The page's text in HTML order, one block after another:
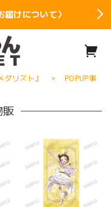
届けについて〉
ダリスト』
POPUP事
販